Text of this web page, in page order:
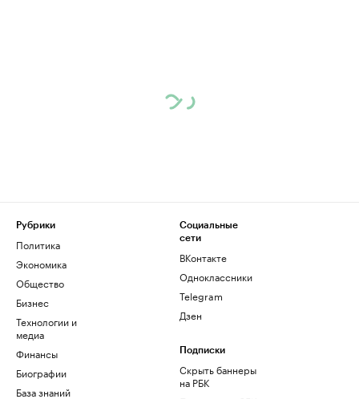
Рубрики
Политика
Экономика
Общество
Бизнес
Технологии и
медиа
Финансы
Биографии
База знаний
Социальные
сети
ВКонтакте
Одноклассники
Telegram
Дзен
Подписки
Скрыть баннеры
на РБК